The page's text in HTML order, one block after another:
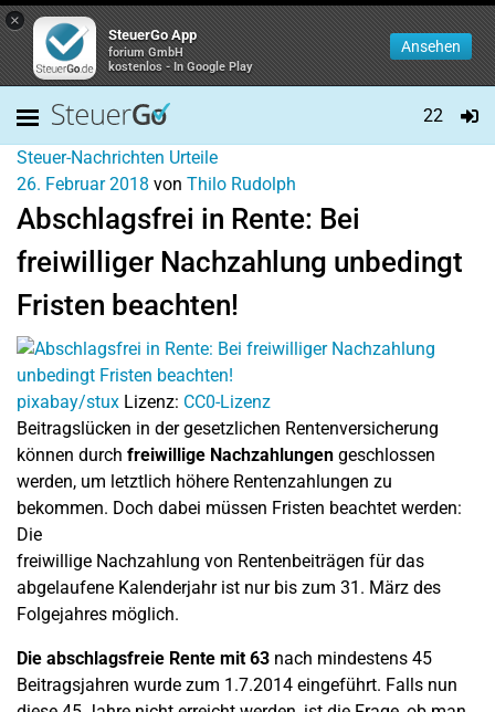
×
SteuerGo App
forium GmbH
kostenlos - In Google Play
Ansehen
22
Steuer-Nachrichten Urteile
26. Februar 2018 von Thilo Rudolph
Abschlagsfrei in Rente: Bei
freiwilliger Nachzahlung unbedingt
Fristen beachten!
pixabay/stux Lizenz: CC0-Lizenz
Beitragslücken in der gesetzlichen Rentenversicherung
können durch freiwillige Nachzahlungen geschlossen
werden, um letztlich höhere Rentenzahlungen zu
bekommen. Doch dabei müssen Fristen beachtet werden:
Die
freiwillige Nachzahlung von Rentenbeiträgen für das
abgelaufene Kalenderjahr ist nur bis zum 31. März des
Folgejahres möglich.
Die abschlagsfreie Rente mit 63 nach mindestens 45
Beitragsjahren wurde zum 1.7.2014 eingeführt. Falls nun